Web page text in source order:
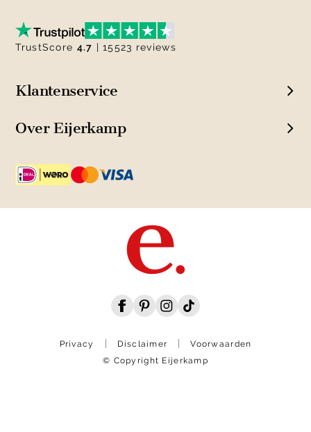
Klantenservice
Over Eijerkamp
TrustScore 4.7 | 15523 reviews
Privacy Disclaimer
Voorwaarden
© Copyright Eijerkamp